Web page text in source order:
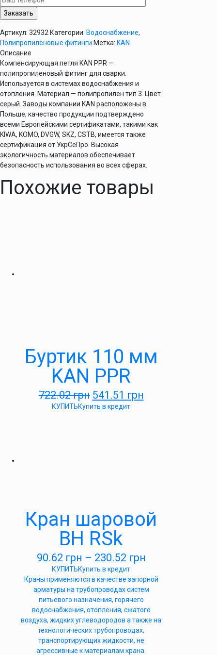
мм
KAN
Артикул: 32932 Категории: Водоснабжение,
Полипропиленовые фитинги Метка: KAN
Описание
Компенсирующая петля KAN PPR —
полипропиленовый фитинг для сварки.
Используется в системах водоснабжения и
отопления. Материал — полипропилен тип 3. Цвет
серый. Заводы компании KAN расположены в
Польше, качество продукции подтверждено
всеми Европейскими сертификатами, такими как
KIWA, KOMO, DVGW, SKZ, CSTB, имеется также
сертификация от УкрСеПро. Высокая
экологичность материалов обеспечивает
безопасность использования во всех сферах.
Похожие товары
Буртик 110 мм
KAN PPR
722.02грн 541.51 грн
КУПИТЬКупить в кредит
Кран шаровой
ВН RSk
90.62 грн – 230.52 грн
КУПИТЬКупить в кредит
Краны применяются в качестве запорной
арматуры на трубопроводах систем
питьевого назначения, горячего
водоснабжения, отопления, сжатого
воздуха, жидких углеводородов а также на
технологических трубопроводах,
транспортирующих жидкости, не
агрессивные к материалам крана.